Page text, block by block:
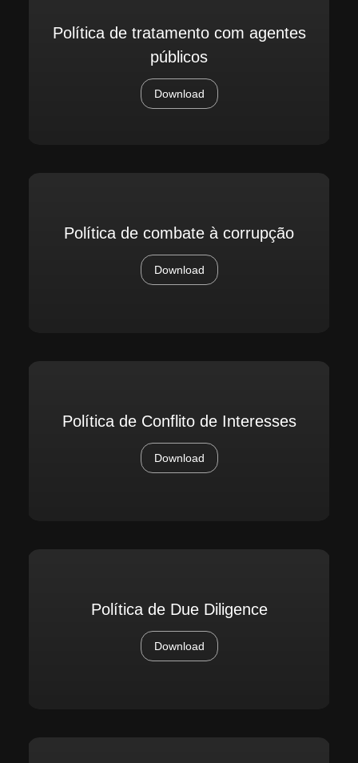
Política de tratamento com agentes
públicos
Download
Política de combate à corrupção
Download
Política de Conflito de Interesses
Download
Política de Due Diligence
Download